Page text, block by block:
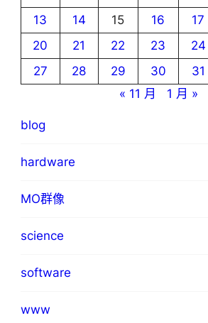
13
14 15 16 17
20
21 22 23 24
27
28 29 30
31
« 11 月
1 月 »
blog
hardware
MO群像
science
software
www